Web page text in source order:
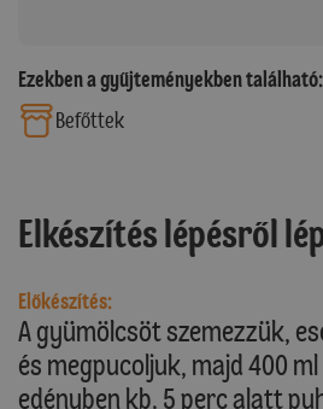
Ezekben a gyűjteményekben található:
Befőttek
Elkészítés lépésről
Előkészítés:
A gyümölcsöt szemezzük,
és megpucoljuk, majd 400
edényben kb. 5 perc alatt